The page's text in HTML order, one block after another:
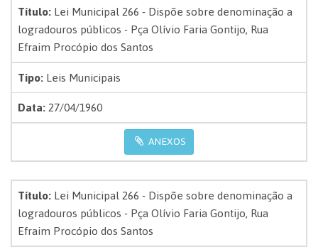
Título:Lei Municipal 266 - Dispõe sobre denominação a
logradouros públicos - Pça Olívio Faria Gontijo, Rua
Efraim Procópio dos Santos
Tipo:Leis Municipais
Data:27/04/1960
ANEXOS
Título:Lei Municipal 266 - Dispõe sobre denominação a
logradouros públicos - Pça Olívio Faria Gontijo, Rua
Efraim Procópio dos Santos